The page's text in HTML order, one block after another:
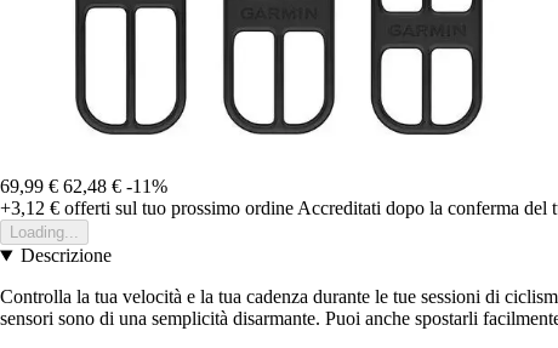
69,99 € 62,48 € -11%
+3,12 € offerti sul tuo prossimo ordine Accreditati dopo la conferma del
Loading...
Descrizione
Controlla la tua velocità e la tua cadenza durante le tue sessioni di
sensori sono di una semplicità disarmante. Puoi anche spostarli